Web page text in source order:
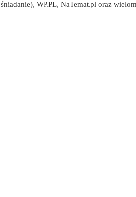
WP.PL, NaTemat.pl oraz